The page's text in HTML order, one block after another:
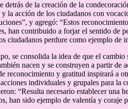
detrás de la creación de la
la acción de los ciudadanos con
y agregó: “Estos
han contribuido a forjar el sentido de
ciudadanos perdure como ejemplo de
se consolida la idea de que el
nacen y se construyen a partir de
reconocimiento y gratitud inspirará a
individuales y grupales para la
“Resulta necesario establecer una
han sido ejemplo de valentía y coraje